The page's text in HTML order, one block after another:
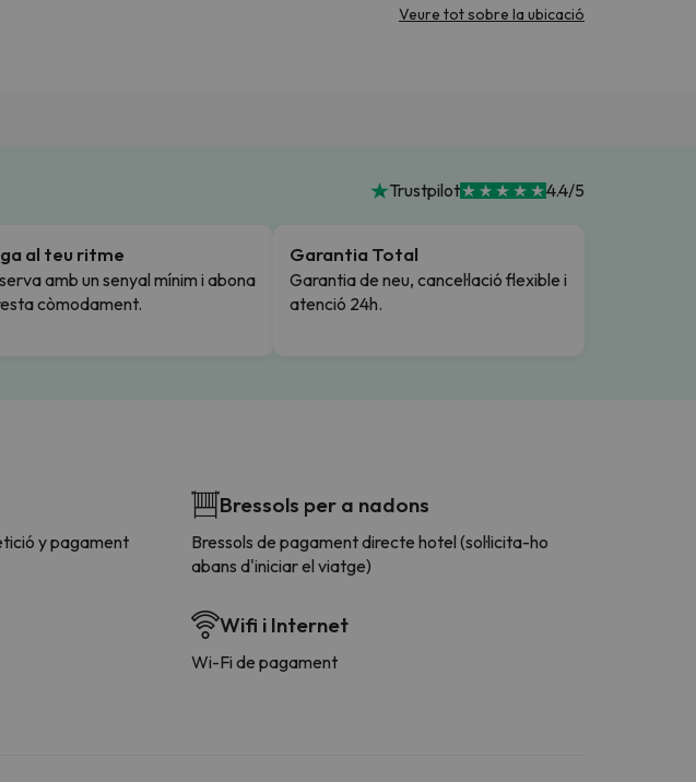
Veure tot sobre la ubicació
Trustpilot 4.4/5
al teu ritme
amb un senyal mínim i abona
còmodament.
Garantia Total
Garantia de neu, cancel·lació flexible i
atenció 24h.
y pagament
Bressols per a nadons
Bressols de pagament directe hotel (sol·licita-ho
abans d'iniciar el viatge)
Wifi i Internet
Wi-Fi de pagament